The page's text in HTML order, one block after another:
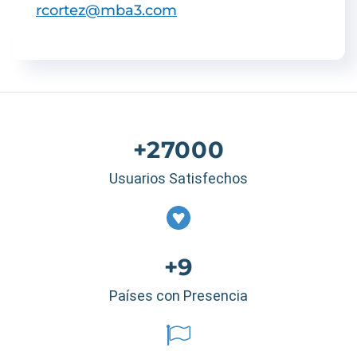
rcortez@mba3.com
+27000
Usuarios Satisfechos
+9
Países con Presencia